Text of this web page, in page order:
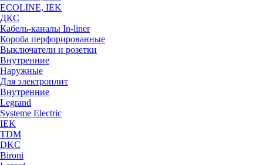
ECOLINE, IEK
ДКС
Кабель-каналы In-liner
Короба перфорированные
Выключатели и розетки
Внутренние
Наружные
Для электроплит
Внутренние
Legrand
Systeme Electric
IEK
TDM
DKC
Bironi